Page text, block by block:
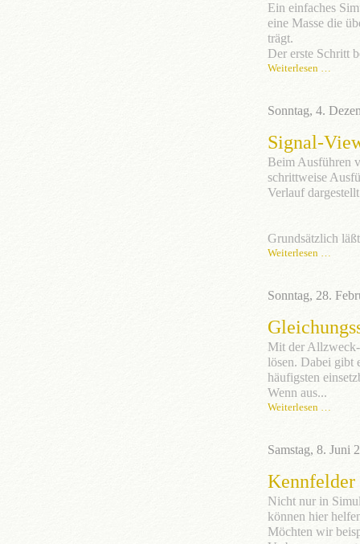
Ein einfaches
eine Masse die
trägt.
Der erste Schritt
Weiterlesen …
Sonntag, 4.
Signal-
Beim Ausführen
schrittweise
Verlauf
Grundsätzlich
Weiterlesen …
Sonntag, 28.
Mit der Allzweck-
lösen. Dabei gibt
häufigsten
Wenn aus...
Weiterlesen …
Samstag, 8. Juni
Nicht nur in
können hier
Möchten wir